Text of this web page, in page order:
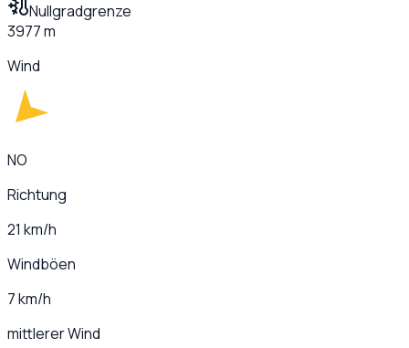
Nullgradgrenze
3977 m
Wind
NO
Richtung
21 km/h
Windböen
7 km/h
mittlerer Wind